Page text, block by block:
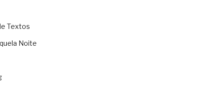
Textos
Noite